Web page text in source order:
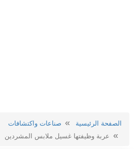
الصفحة الرئيسية
صناعات واكتشافات
عربة وظيفتها غسيل ملابس المشردين